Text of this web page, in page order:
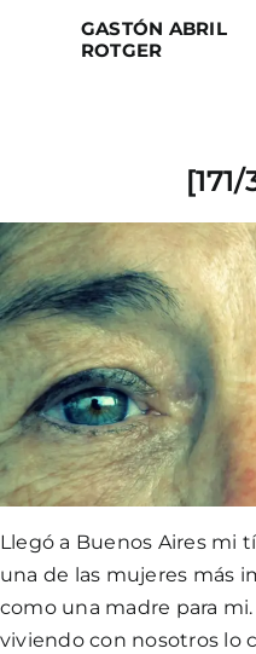
GASTÓN ABRIL
ROTGER
Blog
About
Search
for:
Llegó a Buenos Aires mi
una de las mujeres más
como una madre para
viviendo con nosotros lo